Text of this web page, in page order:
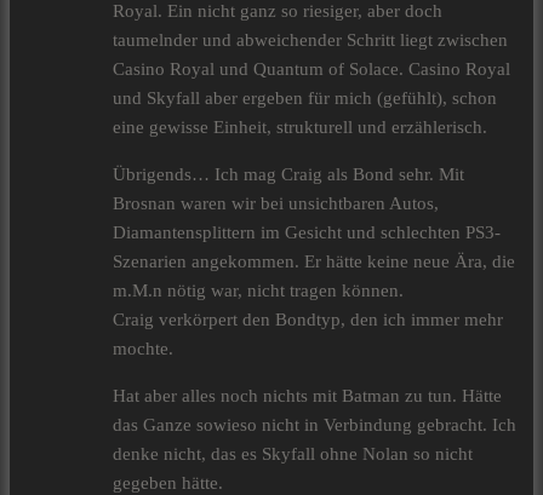
Royal. Ein nicht ganz so riesiger, aber doch
taumelnder und abweichender Schritt liegt zwischen
Casino Royal und Quantum of Solace. Casino Royal
und Skyfall aber ergeben für mich (gefühlt), schon
eine gewisse Einheit, strukturell und erzählerisch.
Übrigends… Ich mag Craig als Bond sehr. Mit
Brosnan waren wir bei unsichtbaren Autos,
Diamantensplittern im Gesicht und schlechten PS3-
Szenarien angekommen. Er hätte keine neue Ära, die
m.M.n nötig war, nicht tragen können.
Craig verkörpert den Bondtyp, den ich immer mehr
mochte.
Hat aber alles noch nichts mit Batman zu tun. Hätte
das Ganze sowieso nicht in Verbindung gebracht. Ich
denke nicht, das es Skyfall ohne Nolan so nicht
gegeben hätte.